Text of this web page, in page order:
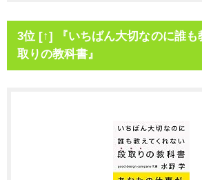
3位 [↑] 『いちばん大切なのに誰も
取りの教科書』